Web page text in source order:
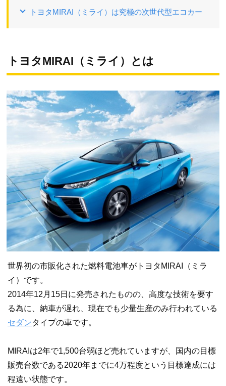
トヨタMIRAI（ミライ）は究極の次世代型エコカー
トヨタMIRAI（ミライ）とは
世界初の市販化された燃料電池車がトヨタMIRAI（ミラ
イ）です。
2014年12月15日に発売されたものの、高度な技術を要す
る為に、納車が遅れ、現在でも少量生産のみ行われている
セダンタイプの車です。
MIRAIは2年で1,500台弱ほど売れていますが、国内の目標
販売台数である2020年までに4万程度という目標達成には
程遠い状態です。